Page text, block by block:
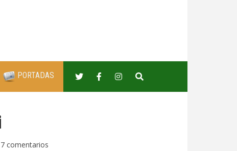
PORTADAS
7 comentarios